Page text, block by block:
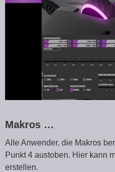
Makros …
Alle Anwender, die Makros
Punkt 4 austoben. Hier kann
erstellen.